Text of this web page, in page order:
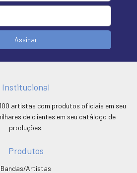
Institucional
artistas com produtos oficiais em seu
de clientes em seu catálogo de
produções.
Produtos
Bandas/Artistas